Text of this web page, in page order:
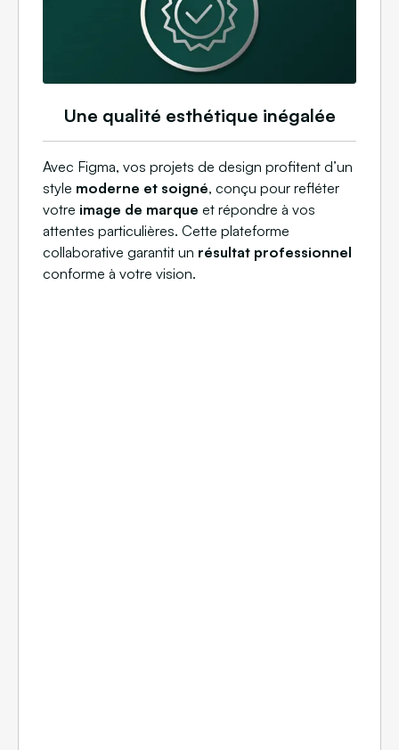
Une qualité esthétique inégalée
Avec Figma, vos projets de design profitent d’un
style moderne et soigné, conçu pour refléter
votre image de marque et répondre à vos
attentes particulières. Cette plateforme
collaborative garantit un résultat professionnel
conforme à votre vision.